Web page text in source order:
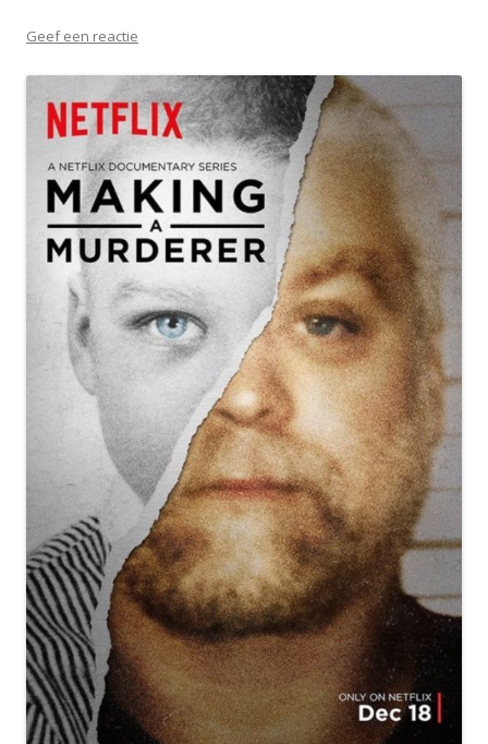
Geef een reactie